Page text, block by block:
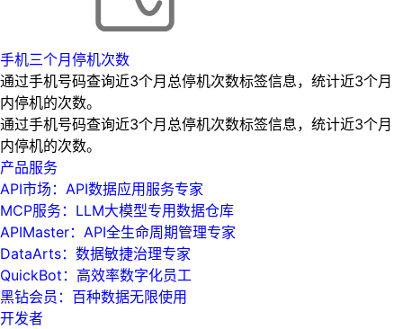
手机三个月停机次数
通过手机号码查询近3个月总停机次数标签信息，统计近3个月
内停机的次数。
通过手机号码查询近3个月总停机次数标签信息，统计近3个月
内停机的次数。
产品服务
API市场：API数据应用服务专家
MCP服务：LLM大模型专用数据仓库
APIMaster：API全生命周期管理专家
DataArts：数据敏捷治理专家
QuickBot：高效率数字化员工
黑钻会员：百种数据无限使用
开发者